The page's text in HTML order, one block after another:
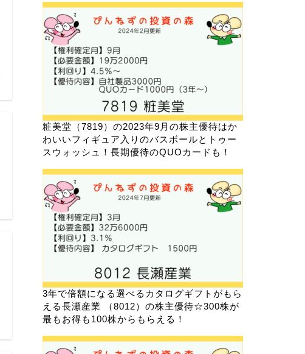
粧美堂（7819）の2023年9月の株主優待はか
わいいフィギュア入りのバスボールとトゥー
スウォッシュ！長期優待のQUOカードも！
3年で倍額になる選べるカタログギフトがもら
える長瀬産業 （8012）の株主優待☆300株が
最もお得も100株からもらえる！